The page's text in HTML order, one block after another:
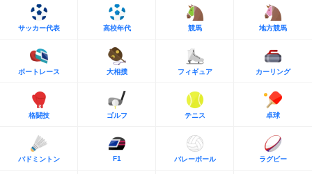
サッカー代表 高校年代 競馬 地方競馬
ボートレース 大相撲 フィギュア カーリング
格闘技 ゴルフ テニス 卓球
バドミントン F1 バレーボール ラグビー